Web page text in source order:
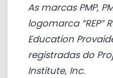
As marcas PMP,
logomarca “REP”
Education
registradas do
Institute, Inc.